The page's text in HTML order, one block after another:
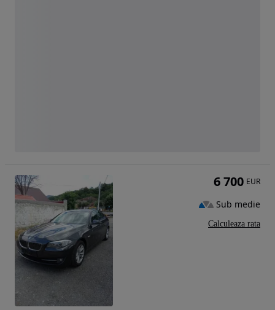
6 700 EUR
Sub medie
Calculeaza rata